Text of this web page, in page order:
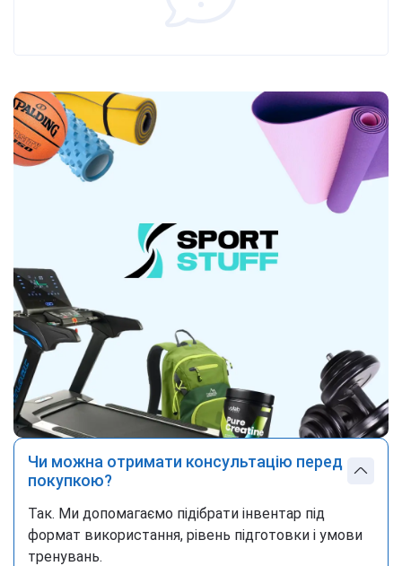
Чи можна отримати консультацію перед
покупкою?
Так. Ми допомагаємо підібрати інвентар під
формат використання, рівень підготовки і умови
тренувань.